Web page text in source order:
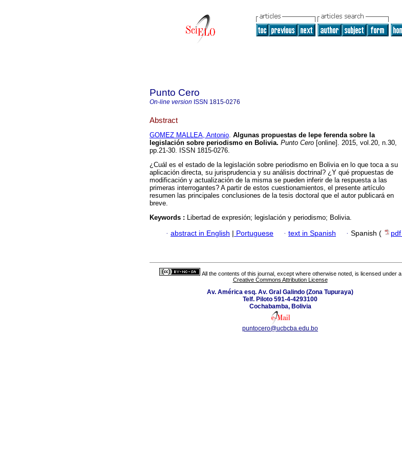
Punto Cero
On-line version ISSN 1815-0276
Abstract
GOMEZ MALLEA, Antonio. Algunas propuestas de lepe ferenda sobre la
legislación sobre periodismo en Bolivia. Punto Cero [online]. 2015, vol.20, n.30,
pp.21-30. ISSN 1815-0276.
¿Cuál es el estado de la legislación sobre periodismo en Bolivia en lo que toca a su
aplicación directa, su jurisprudencia y su análisis doctrinal? ¿Y qué propuestas de
modificación y actualización de la misma se pueden inferir de la respuesta a las
primeras interrogantes? A partir de estos cuestionamientos, el presente artículo
resumen las principales conclusiones de la tesis doctoral que el autor publicará en
breve.
Keywords : Libertad de expresión; legislación y periodismo; Bolivia.
· abstract in English | Portuguese · text in Spanish · Spanish ( pdf
All the contents of this journal, except where otherwise noted, is licensed under a
Creative Commons Attribution License
Av. América esq. Av. Gral Galindo (Zona Tupuraya)
Telf. Piloto 591-4-4293100
Cochabamba, Bolivia
puntocero@ucbcba.edu.bo